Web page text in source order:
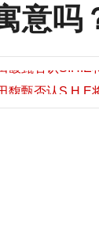
意吗
田馥甄否认S.H.E
11:08
馥甄否认S.H.E